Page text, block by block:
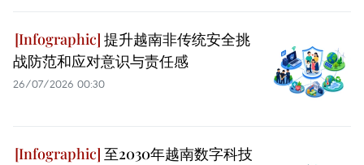
提升越南非传统安全挑
战防范和应对意识与责任感
26/07/2026 00:30
至2030年越南数字科技